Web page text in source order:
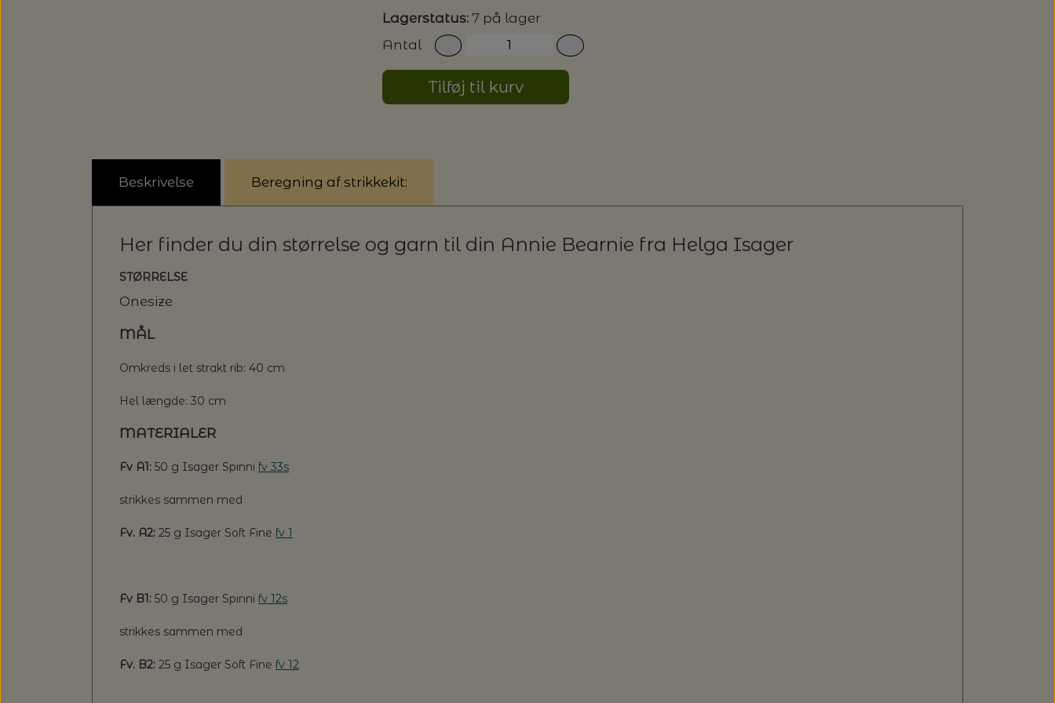
Lagerstatus: 7 på lager
Antal
Tilføj til kurv
Beskrivelse Beregning af strikkekit:
Her finder du din størrelse og garn til din Annie Bearnie fra Helga Isager
STØRRELSE
Onesize
MÅL
Omkreds i let strakt rib: 40 cm
Hel længde: 30 cm
MATERIALER
Fv A1: 50 g Isager Spinni fv 33s
strikkes sammen med
Fv. A2: 25 g Isager Soft Fine fv 1
Fv B1: 50 g Isager Spinni fv 12s
strikkes sammen med
Fv. B2: 25 g Isager Soft Fine fv 12